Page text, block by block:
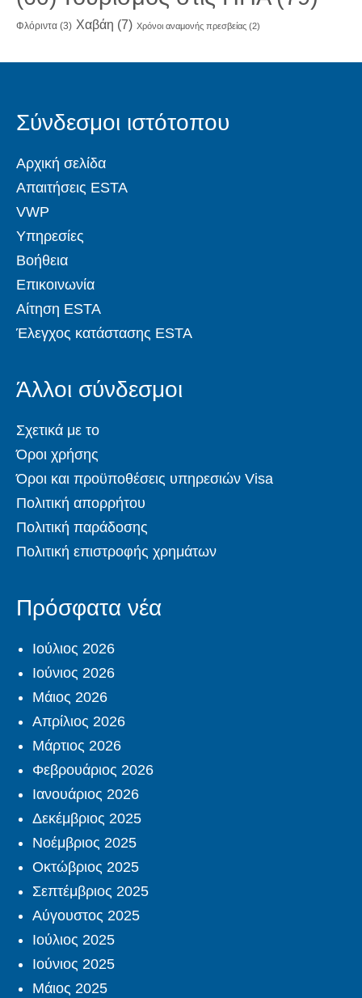
Φλόριντα (3) Χαβάη (7) Χρόνοι αναμονής πρεσβείας (2)
Σύνδεσμοι ιστότοπου
Αρχική σελίδα
Απαιτήσεις ESTA
VWP
Υπηρεσίες
Βοήθεια
Επικοινωνία
Αίτηση ESTA
Έλεγχος κατάστασης ESTA
Άλλοι σύνδεσμοι
Σχετικά με το
Όροι χρήσης
Όροι και προϋποθέσεις υπηρεσιών Visa
Πολιτική απορρήτου
Πολιτική παράδοσης
Πολιτική επιστροφής χρημάτων
Πρόσφατα νέα
Ιούλιος 2026
Ιούνιος 2026
Μάιος 2026
Απρίλιος 2026
Μάρτιος 2026
Φεβρουάριος 2026
Ιανουάριος 2026
Δεκέμβριος 2025
Νοέμβριος 2025
Οκτώβριος 2025
Σεπτέμβριος 2025
Αύγουστος 2025
Ιούλιος 2025
Ιούνιος 2025
Μάιος 2025